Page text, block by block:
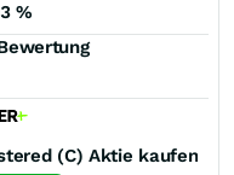
%
(C) Aktie kaufen